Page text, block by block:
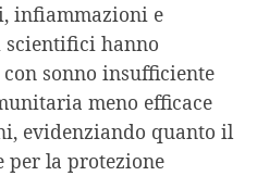
infiammazioni e
scientifici hanno
sonno insufficiente
meno efficace
evidenziando quanto il
per la protezione